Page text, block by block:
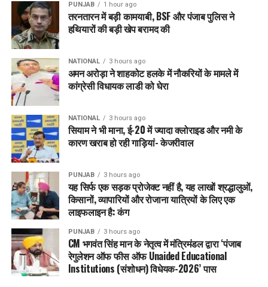
PUNJAB 1 hour ago
तरनतारन में बड़ी कामयाबी, BSF और पंजाब पुलिस ने
हथियारों की बड़ी खेप बरामद की
NATIONAL 3 hours ago
अमन अरोड़ा ने शाहकोट हलके में नौकरियों के मामले में
कांग्रेसी विधायक लाडी को घेरा
NATIONAL 3 hours ago
सियाम ने भी माना, ई-20 में ज्यादा क्लोराइड और नमी के
कारण खराब हो रही गाड़ियां- केजरीवाल
PUNJAB 3 hours ago
यह सिर्फ एक सड़क प्रोजेक्ट नहीं है, यह लाखों श्रद्धालुओं,
किसानों, व्यापारियों और रोजाना यात्रियों के लिए एक
लाइफलाइन है: कंग
PUNJAB 3 hours ago
CM भगवंत सिंह मान के नेतृत्व में मंत्रिमंडल द्वारा ‘पंजाब
रेगुलेशन ऑफ फीस ऑफ Unaided Educational
Institutions (संशोधन) विधेयक-2026’ पास